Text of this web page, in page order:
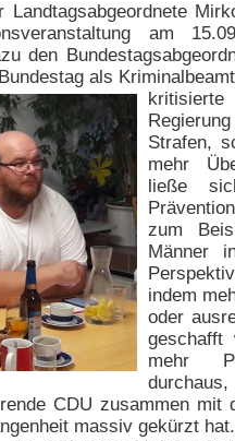
am
den
als
kritisierte
Strafen,
mehr
ließe
zum
Männer
indem
oder
geschafft
mehr
CDU zusammen mit
massiv gekürzt